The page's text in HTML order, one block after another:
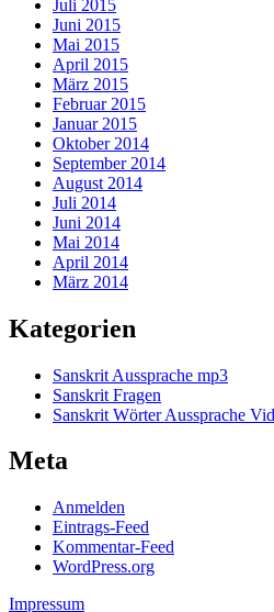
Juli 2015
Juni 2015
Mai 2015
April 2015
März 2015
Februar 2015
Januar 2015
Oktober 2014
September 2014
August 2014
Juli 2014
Juni 2014
Mai 2014
April 2014
März 2014
Kategorien
Sanskrit Aussprache mp3
Sanskrit Fragen
Sanskrit Wörter Aussprache
Meta
Anmelden
Eintrags-Feed
Kommentar-Feed
WordPress.org
Impressum